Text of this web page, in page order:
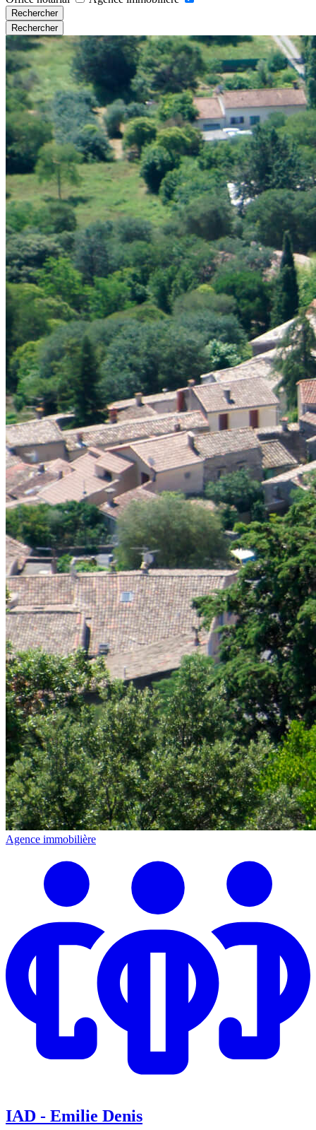
Rechercher
Rechercher
Agence immobilière
IAD - Emilie Denis